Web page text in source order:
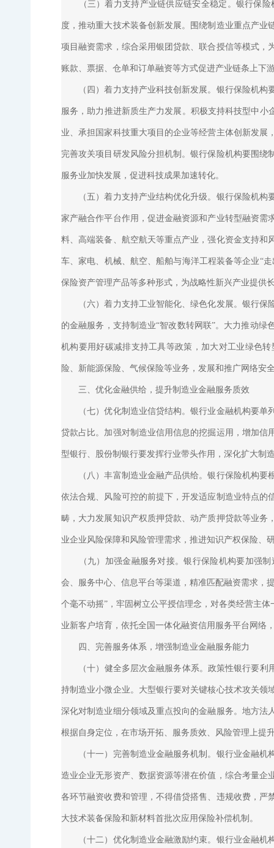
（三）着力支持产业链供应链安全稳定。银行保险
度，推动重大技术装备创新发展。围绕制造业重点产
项目融资需求，综合采用银团贷款、联合授信等模式
账款、票据、仓单和订单融资等方式促进产业链条上下
（四）着力支持产业科技创新发展。银行保险机构
服务，助力推进新质生产力发展。积极支持科技型中
业、承担国家科技重大项目的企业等经营主体创新发
完善攻关项目研发风险分担机制。银行保险机构要围
服务业加快发展，促进科技成果加速转化。
（五）着力支持产业结构优化升级。银行保险机构
家产融合作平台作用，促进金融资源和产业转型融资
料、高端装备、航空航天等重点产业，强化资金支持
车、家电、机械、航空、船舶与海洋工程装备等企业“
保险资产管理产品等多种形式，为战略性新兴产业提供
（六）着力支持工业智能化、绿色化发展。银行保
的金融服务，支持制造业“智改数转网联”。大力推动
机构要用好碳减排支持工具等政策，加大对工业绿色
险、新能源保险、气候保险等业务，发展和推广网络安
三、优化金融供给，提升制造业金融服务质效
（七）优化制造业信贷结构。银行业金融机构要单
贷款占比。加强对制造业信用信息的挖掘运用，增加
型银行、股份制银行要发挥行业带头作用，深化扩大制
（八）丰富制造业金融产品供给。银行保险机构要
依法合规、风险可控的前提下，开发适应制造业特点
畴，大力发展知识产权质押贷款、动产质押贷款等业
业企业风险保障和风险管理需求，推进知识产权保险、
（九）加强金融服务对接。银行保险机构要加强制
会、服务中心、信息平台等渠道，精准匹配融资需求，
个毫不动摇”，牢固树立公平授信理念，对各类经营主
业新客户培育，依托全国一体化融资信用服务平台网络
四、完善服务体系，增强制造业金融服务能力
（十）健全多层次金融服务体系。政策性银行要利
持制造业小微企业。大型银行要对关键核心技术攻关
深化对制造业细分领域及重点投向的金融服务。地方
根据自身定位，在市场开拓、服务质效、风险管理上提
（十一）完善制造业金融服务机制。银行业金融机
造业企业无形资产、数据资源等潜在价值，综合考量
各环节融资收费和管理，不得借贷搭售、违规收费，
大技术装备保险和新材料首批次应用保险补偿机制。
（十二）优化制造业金融激励约束。银行业金融机